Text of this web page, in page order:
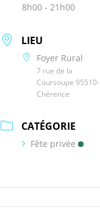
8h00 - 21h00
LIEU
Foyer Rural
7 rue de la
Coursoupe 95510-
Chérence
CATÉGORIE
Fête privée